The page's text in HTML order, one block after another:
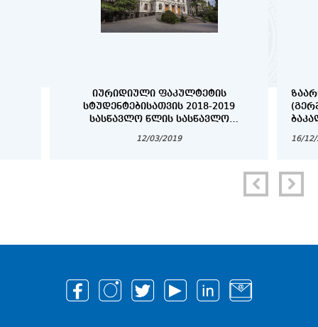
ᲘᲣᲠᲘᲓᲘᲣᲚᲘ ᲤᲐᲙᲣᲚᲢᲔᲢᲘᲡ
ᲡᲢᲣᲓᲔᲜᲢᲔᲑᲘᲡᲐᲗᲕᲘᲡ 2018-2019
ᲡᲐᲡᲬᲐᲕᲚᲝ ᲬᲚᲘᲡ ᲡᲐᲡᲬᲐᲕᲚᲝ
12/03/2019 16/